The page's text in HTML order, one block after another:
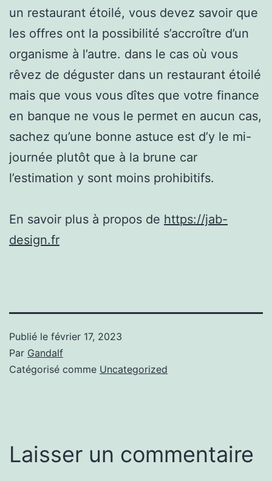
un restaurant étoilé, vous devez savoir que
les offres ont la possibilité s’accroître d’un
organisme à l’autre. dans le cas où vous
rêvez de déguster dans un restaurant étoilé
mais que vous vous dîtes que votre finance
en banque ne vous le permet en aucun cas,
sachez qu’une bonne astuce est d’y le mi-
journée plutôt que à la brune car
l’estimation y sont moins prohibitifs.
En savoir plus à propos de https://jab-
design.fr
Publié le février 17, 2023
Par Gandalf
Catégorisé comme Uncategorized
Laisser un commentaire